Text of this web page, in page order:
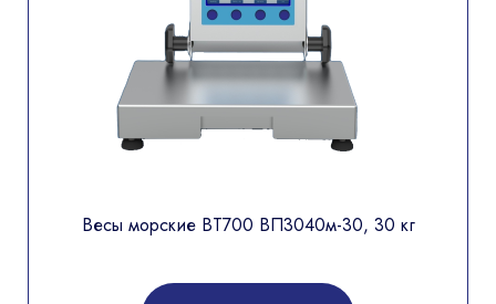
Весы морские ВТ700 ВП3040м-30, 30 кг